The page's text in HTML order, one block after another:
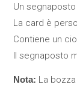
Un
La card è
Contiene un
Il segnaposto
Nota: La